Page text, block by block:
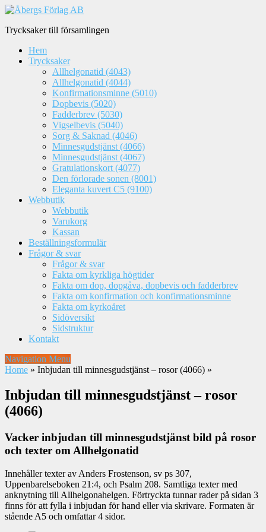
Trycksaker till församlingen
Hem
Trycksaker
Allhelgonatid (4043)
Allhelgonatid (4044)
Konfirmationsminne (5010)
Dopbevis (5020)
Fadderbrev (5030)
Vigselbevis (5040)
Sorg & Saknad (4046)
Minnesgudstjänst (4066)
Minnesgudstjänst (4067)
Gratulationskort (4077)
Den förlorade sonen (8001)
Eleganta kuvert C5 (9100)
Webbutik
Webbutik
Varukorg
Kassan
Beställningsformulär
Frågor & svar
Frågor & svar
Fakta om kyrkliga högtider
Fakta om dop, dopgåva, dopbevis och fadderbrev
Fakta om konfirmation och konfirmationsminne
Fakta om kyrkoåret
Sidöversikt
Sidstruktur
Kontakt
Navigation Menu
Home » Inbjudan till minnesgudstjänst – rosor (4066) »
Inbjudan till minnesgudstjänst – rosor
(4066)
Vacker inbjudan till minnesgudstjänst bild på rosor
och texter om Allhelgonatid
Innehåller texter av Anders Frostenson, sv ps 307,
Uppenbarelseboken 21:4, och Psalm 208. Samtliga texter med
anknytning till Allhelgonahelgen. Förtryckta tunnar rader på sidan 3
finns för att fylla i inbjudan för hand eller via skrivare. Formaten är
stående A5 och omfattar 4 sidor.